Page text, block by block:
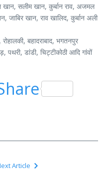
खान, सलीम खान, कुर्बान राव, अजमल
खान, राव खालिद, कुर्बान अली
बहादराबाद, भगतनपुर
डांडी, चिट्टीकोठी आदि गांवों
Article